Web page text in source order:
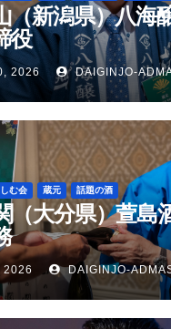
（新潟県）八海
役
2026 DAIGINJO-
む会 蔵元 話題の酒
（大分県）萱島
2026 DAIGINJO-